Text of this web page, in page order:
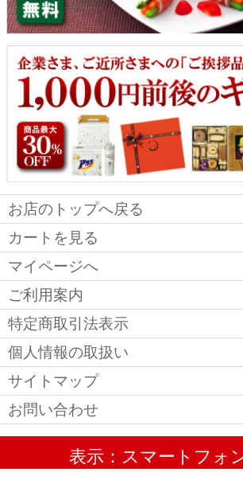
お店のトップへ戻る
カートを見る
マイページへ
ご利用案内
特定商取引法表示
個人情報の取扱い
サイトマップ
お問い合わせ
表示：スマートフォ